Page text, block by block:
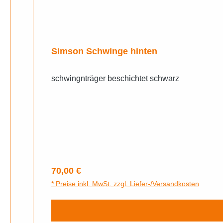
Simson Schwinge hinten
schwingnträger beschichtet schwarz
Regulärer Preis:
70,00 €
* Preise inkl. MwSt. zzgl. Liefer-/Versandkosten